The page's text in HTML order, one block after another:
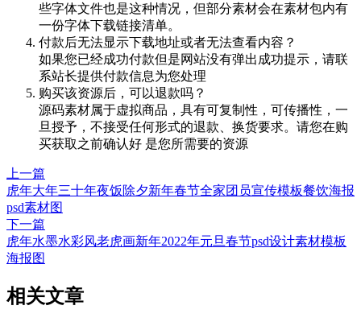
些字体文件也是这种情况，但部分素材会在素材包内有
一份字体下载链接清单。
付款后无法显示下载地址或者无法查看内容？
如果您已经成功付款但是网站没有弹出成功提示，请联
系站长提供付款信息为您处理
购买该资源后，可以退款吗？
源码素材属于虚拟商品，具有可复制性，可传播性，一
旦授予，不接受任何形式的退款、换货要求。请您在购
买获取之前确认好 是您所需要的资源
上一篇
虎年大年三十年夜饭除夕新年春节全家团员宣传模板餐饮海报
psd素材图
下一篇
虎年水墨水彩风老虎画新年2022年元旦春节psd设计素材模板
海报图
相关文章